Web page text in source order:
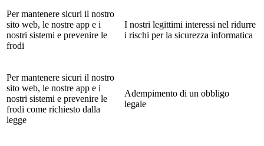
Per mantenere sicuri il nostro
sito web, le nostre app e i
nostri sistemi e prevenire le
frodi
I nostri legittimi interessi nel ridurre
i rischi per la sicurezza informatica
Per mantenere sicuri il nostro
sito web, le nostre app e i
nostri sistemi e prevenire le
frodi come richiesto dalla
legge
Adempimento di un obbligo
legale